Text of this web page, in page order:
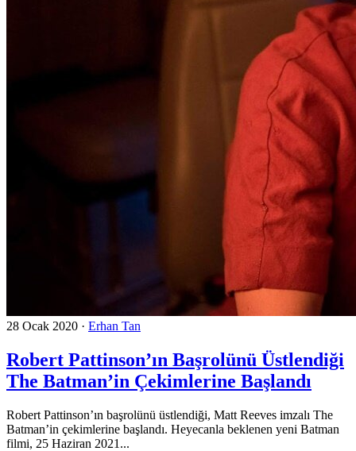
28 Ocak 2020 · Erhan Tan
Robert Pattinson’ın Başrolünü Üstlendiği
The Batman’in Çekimlerine Başlandı
Robert Pattinson’ın başrolünü üstlendiği, Matt Reeves imzalı The
Batman’in çekimlerine başlandı. Heyecanla beklenen yeni Batman
filmi, 25 Haziran 2021...